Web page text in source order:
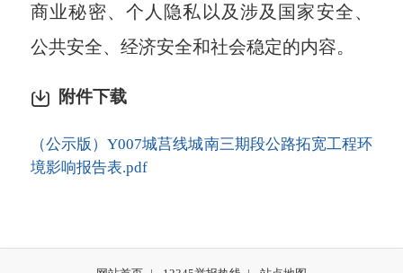
商业秘密、个人隐私以及涉及国家安全、
公共安全、经济安全和社会稳定的内容。
附件下载
（公示版）Y007城莒线城南三期段公路拓宽工程环
境影响报告表.pdf